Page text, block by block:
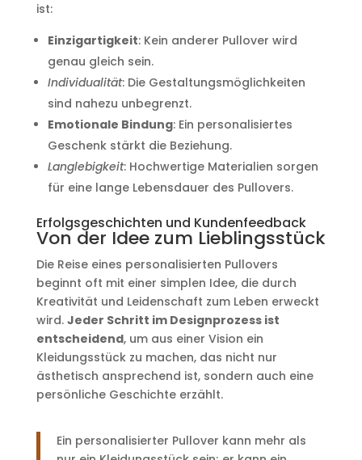
ist:
Einzigartigkeit: Kein anderer Pullover wird
genau gleich sein.
Individualität: Die Gestaltungsmöglichkeiten
sind nahezu unbegrenzt.
Emotionale Bindung: Ein personalisiertes
Geschenk stärkt die Beziehung.
Langlebigkeit: Hochwertige Materialien sorgen
für eine lange Lebensdauer des Pullovers.
Erfolgsgeschichten und Kundenfeedback
Von der Idee zum Lieblingsstück
Die Reise eines personalisierten Pullovers
beginnt oft mit einer simplen Idee, die durch
Kreativität und Leidenschaft zum Leben erweckt
wird. Jeder Schritt im Designprozess ist
entscheidend, um aus einer Vision ein
Kleidungsstück zu machen, das nicht nur
ästhetisch ansprechend ist, sondern auch eine
persönliche Geschichte erzählt.
Ein personalisierter Pullover kann mehr als